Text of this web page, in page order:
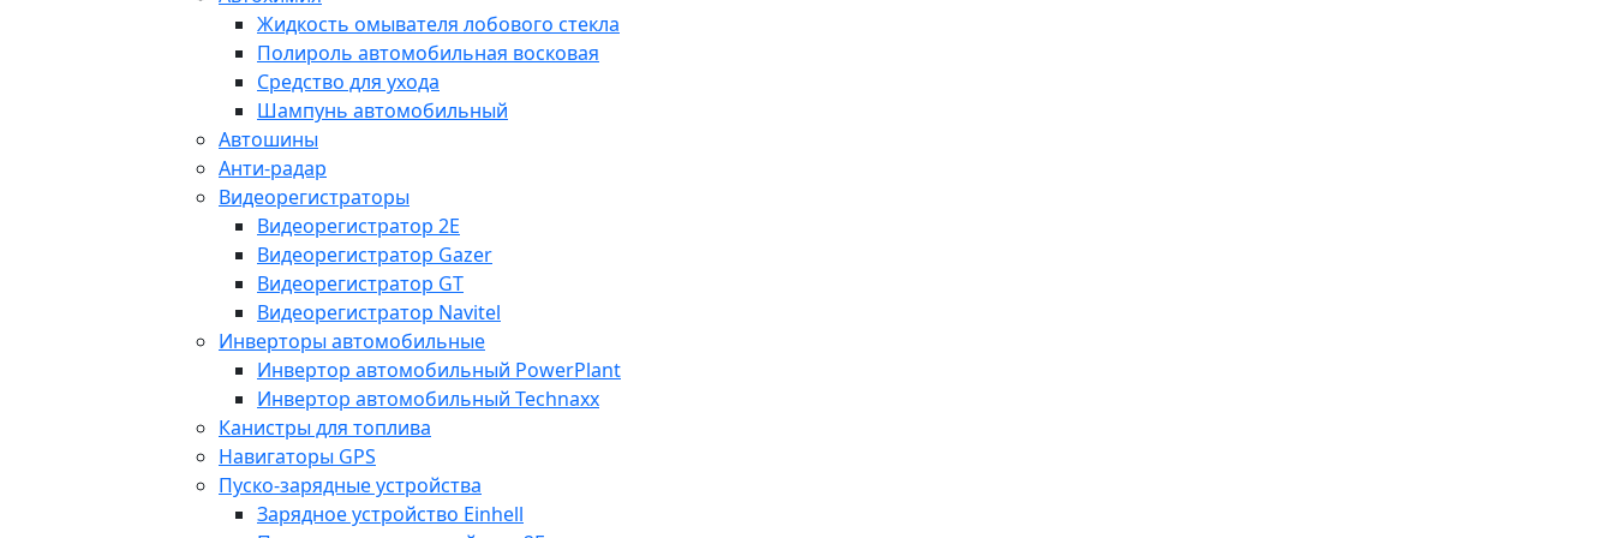
Жидкость омывателя лобового стекла
Полироль автомобильная восковая
Средство для ухода
Шампунь автомобильный
Автошины
Анти-радар
Видеорегистраторы
Видеорегистратор 2E
Видеорегистратор Gazer
Видеорегистратор GT
Видеорегистратор Navitel
Инверторы автомобильные
Инвертор автомобильный PowerPlant
Инвертор автомобильный Technaxx
Канистры для топлива
Навигаторы GPS
Пуско-зарядные устройства
Зарядное устройство Einhell